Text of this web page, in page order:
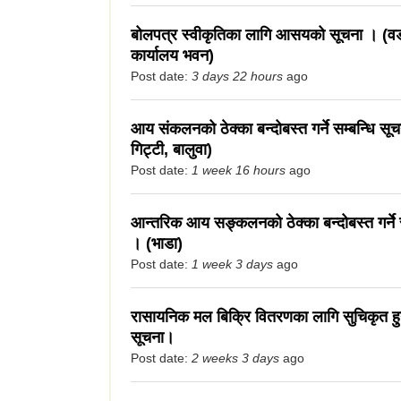
बोलपत्र स्वीकृतिका लागि आसयको सूचना ।
कार्यालय भवन)
Post date: 3 days 22 hours ago
आय संकलनको ठेक्का बन्दोबस्त गर्ने सम्बन्धि
गिट्टी, बालुवा)
Post date: 1 week 16 hours ago
आन्तरिक आय सङ्कलनको ठेक्का बन्दोबस्त गर्ने
। (भाडा)
Post date: 1 week 3 days ago
रासायनिक मल बिक्रि वितरणका लागि सुचिकृत
सूचना।
Post date: 2 weeks 3 days ago